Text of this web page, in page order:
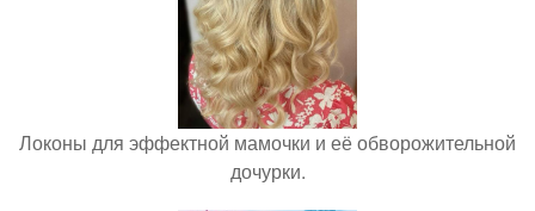
Локоны для эффектной мамочки и её обворожительной
дочурки.